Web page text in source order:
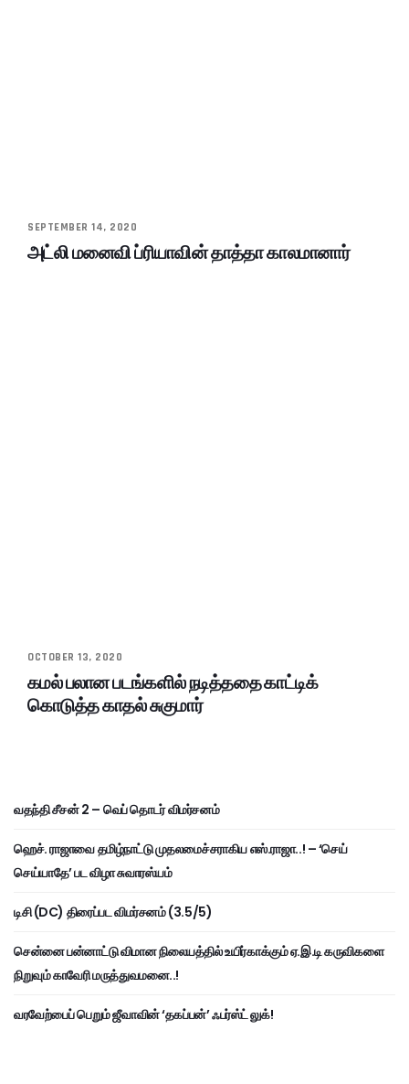
SEPTEMBER 14, 2020
அட்லி மனைவி ப்ரியாவின் தாத்தா காலமானார்
OCTOBER 13, 2020
கமல் பலான படங்களில் நடித்ததை காட்டிக்
கொடுத்த காதல் சுகுமார்
வதந்தி சீசன் 2 – வெப் தொடர் விமர்சனம்
ஹெச். ராஜாவை தமிழ்நாட்டு முதலமைச்சராகிய எஸ்.ராஜா..! – ‘செய்
செய்யாதே’ பட விழா சுவாரஸ்யம்
டிசி (DC) திரைப்பட விமர்சனம் (3.5/5)
சென்னை பன்னாட்டு விமான நிலையத்தில் உயிர்காக்கும் ஏ.இ.டி கருவிகளை
நிறுவும் காவேரி மருத்துவமனை..!
வரவேற்பைப் பெறும் ஜீவாவின் ‘தகப்பன்’ ஃபர்ஸ்ட் லுக்!